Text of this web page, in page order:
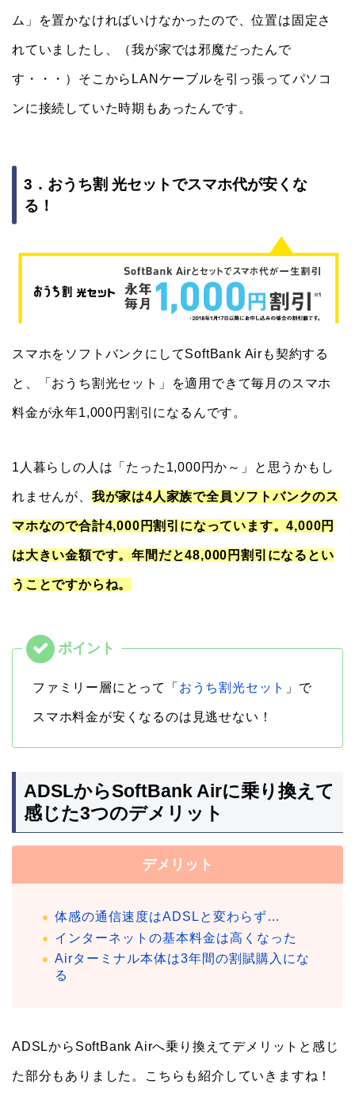
ム」を置かなければいけなかったので、位置は固定さ
れていましたし、（我が家では邪魔だったんで
す・・・）そこからLANケーブルを引っ張ってパソコ
ンに接続していた時期もあったんです。
3．おうち割 光セットでスマホ代が安くな
る！
スマホをソフトバンクにしてSoftBank Airも契約する
と、「おうち割光セット」を適用できて毎月のスマホ
料金が永年1,000円割引になるんです。
1人暮らしの人は「たった1,000円か～」と思うかもし
れませんが、 我が家は4人家族で全員ソフトバンクのス
マホなので合計4,000円割引になっています。4,000円
は大きい金額です。年間だと48,000円割引になるとい
うことですからね。
ファミリー層にとって「 おうち割光セット 」で
スマホ料金が安くなるのは見逃せない！
ADSLからSoftBank Airに乗り換えて
感じた3つのデメリット
デメリット
体感の通信速度はADSLと変わらず…
インターネットの基本料金は高くなった
Airターミナル本体は3年間の割賦購入にな
る
ADSLからSoftBank Airへ乗り換えてデメリットと感じ
た部分もありました。こちらも紹介していきますね！